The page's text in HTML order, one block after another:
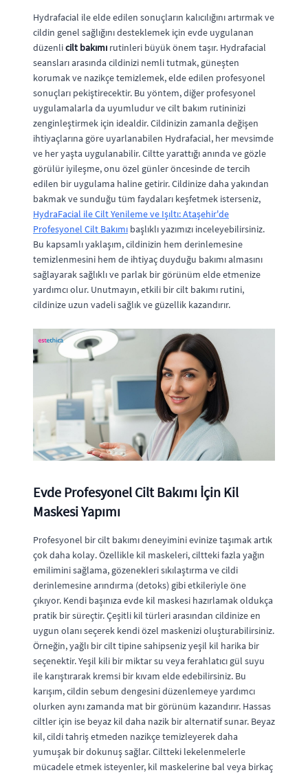
Hydrafacial ile elde edilen sonuçların kalıcılığını artırmak ve
cildin genel sağlığını desteklemek için evde uygulanan
düzenlicilt bakımı rutinleri büyük önem taşır. Hydrafacial
seansları arasında cildinizi nemli tutmak, güneşten
korumak ve nazikçe temizlemek, elde edilen profesyonel
sonuçları pekiştirecektir. Bu yöntem, diğer profesyonel
uygulamalarla da uyumludur ve cilt bakım rutininizi
zenginleştirmek için idealdir. Cildinizin zamanla değişen
ihtiyaçlarına göre uyarlanabilen Hydrafacial, her mevsimde
ve her yaşta uygulanabilir. Ciltte yarattığı anında ve gözle
görülür iyileşme, onu özel günler öncesinde de tercih
edilen bir uygulama haline getirir. Cildinize daha yakından
bakmak ve sunduğu tüm faydaları keşfetmek isterseniz,
HydraFacial ile Cilt Yenileme ve Işıltı: Ataşehir'de
Profesyonel Cilt Bakımı başlıklı yazımızı inceleyebilirsiniz.
Bu kapsamlı yaklaşım, cildinizin hem derinlemesine
temizlenmesini hem de ihtiyaç duyduğu bakımı almasını
sağlayarak sağlıklı ve parlak bir görünüm elde etmenize
yardımcı olur. Unutmayın, etkili bir cilt bakımı rutini,
cildinize uzun vadeli sağlık ve güzellik kazandırır.
Evde Profesyonel Cilt Bakımı İçin Kil
Maskesi Yapımı
Profesyonel bir cilt bakımı deneyimini evinize taşımak artık
çok daha kolay. Özellikle kil maskeleri, ciltteki fazla yağın
emilimini sağlama, gözenekleri sıkılaştırma ve cildi
derinlemesine arındırma (detoks) gibi etkileriyle öne
çıkıyor. Kendi başınıza evde kil maskesi hazırlamak oldukça
pratik bir süreçtir. Çeşitli kil türleri arasından cildinize en
uygun olanı seçerek kendi özel maskenizi oluşturabilirsiniz.
Örneğin, yağlı bir cilt tipine sahipseniz yeşil kil harika bir
seçenektir. Yeşil kili bir miktar su veya ferahlatıcı gül suyu
ile karıştırarak kremsi bir kıvam elde edebilirsiniz. Bu
karışım, cildin sebum dengesini düzenlemeye yardımcı
olurken aynı zamanda mat bir görünüm kazandırır. Hassas
ciltler için ise beyaz kil daha nazik bir alternatif sunar. Beyaz
kil, cildi tahriş etmeden nazikçe temizleyerek daha
yumuşak bir dokunuş sağlar. Ciltteki lekelenmelerle
mücadele etmek isteyenler, kil maskelerine bal veya birkaç